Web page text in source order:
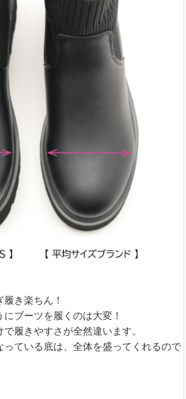
き楽ちん！
ブーツを履くのは大変！
履きやすさが全然違います。
ている底は、全体を盛ってくれるので